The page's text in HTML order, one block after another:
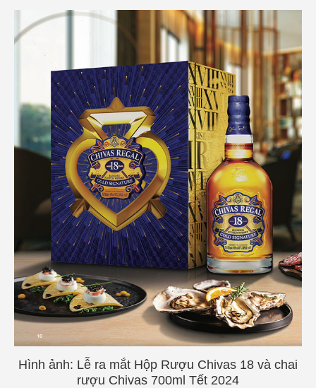
Hình ảnh: Lễ ra mắt Hộp Rượu Chivas 18 và chai
rượu Chivas 700ml Tết 2024